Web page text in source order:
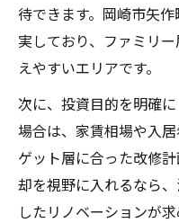
待できます。岡崎市矢
実しており、ファミリ
えやすいエリアです。
次に、投資目的を明確
場合は、家賃相場や入
ゲット層に合った改修
却を視野に入れるなら
したリノベーションが